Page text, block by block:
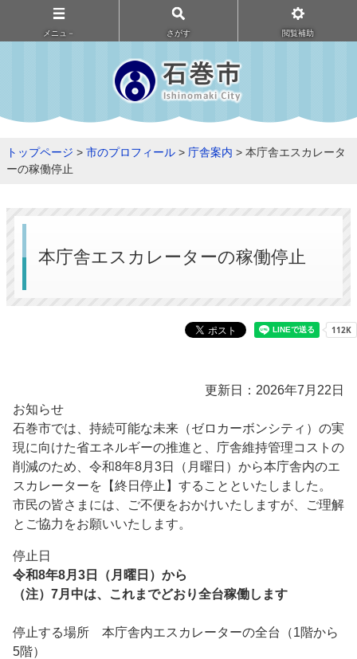
メニュ－ さがす 閲覧補助
トップページ > 市のプロフィール > 庁舎案内 > 本庁舎エスカレータ
ーの稼働停止
本庁舎エスカレーターの稼働停止
更新日：2026年7月22日
お知らせ
石巻市では、持続可能な未来（ゼロカーボンシティ）の実
現に向けた省エネルギーの推進と、庁舎維持管理コストの
削減のため、令和8年8月3日（月曜日）から本庁舎内のエ
スカレーターを【終日停止】することといたしました。
市民の皆さまには、ご不便をおかけいたしますが、ご理解
とご協力をお願いいたします。
停止日
令和8年8月3日（月曜日）から
（注）7月中は、これまでどおり全台稼働します
停止する場所 本庁舎内エスカレーターの全台（1階から
5階）